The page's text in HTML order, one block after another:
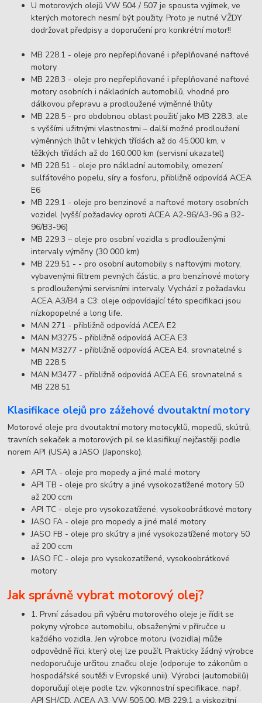
U motorových olejů VW 504 / 507 je spousta vyjímek, ve
kterých motorech nesmí být použity. Proto je nutné VŽDY
dodržovat předpisy a doporučení pro konkrétní motor!!
MB 228.1 - oleje pro nepřeplňované i přeplňované naftové
motory
MB 228.3 - oleje pro nepřeplňované i přeplňované naftové
motory osobních i nákladních automobilů, vhodné pro
dálkovou přepravu a prodloužené výměnné lhůty
MB 228.5 - pro obdobnou oblast použití jako MB 228.3, ale
s vyššími užitnými vlastnostmi – další možné prodloužení
výměnných lhůt v lehkých třídách až do 45.000 km, v
těžkých třídách až do 160.000 km (servisní ukazatel)
MB 228.51 - oleje pro nákladní automobily, omezení
sulfátového popelu, síry a fosforu, přibližně odpovídá ACEA
E6
MB 229.1 - oleje pro benzinové a naftové motory osobních
vozidel (vyšší požadavky oproti ACEA A2-96/A3-96 a B2-
96/B3-96)
MB 229.3 – oleje pro osobní vozidla s prodlouženými
intervaly výměny (30 000 km)
MB 229.51 - - pro osobní automobily s naftovými motory,
vybavenými filtrem pevných částic, a pro benzínové motory
s prodlouženými servisními intervaly. Vychází z požadavku
ACEA A3/B4 a C3: oleje odpovídající této specifikaci jsou
nízkopopelné a long life.
MAN 271 - přibližně odpovídá ACEA E2
MAN M3275 - přibližně odpovídá ACEA E3
MAN M3277 - přibližně odpovídá ACEA E4, srovnatelné s
MB 228.5
MAN M3477 - přibližně odpovídá ACEA E6, srovnatelné s
MB 228.51
Klasifikace olejů pro zážehové dvoutaktní motory
Motorové oleje pro dvoutaktní motory motocyklů, mopedů, skútrů,
travních sekaček a motorových pil se klasifikují nejčastěji podle
norem API (USA) a JASO (Japonsko).
API TA - oleje pro mopedy a jiné malé motory
API TB - oleje pro skútry a jiné vysokozatížené motory 50
až 200 ccm
API TC - oleje pro vysokozatížené, vysokoobrátkové motory
JASO FA - oleje pro mopedy a jiné malé motory
JASO FB - oleje pro skútry a jiné vysokozatížené motory 50
až 200 ccm
JASO FC - oleje pro vysokozatížené, vysokoobrátkové
motory
Jak správně vybrat motorový olej?
1. První zásadou při výběru motorového oleje je řídit se
pokyny výrobce automobilu, obsaženými v příručce u
každého vozidla. Jen výrobce motoru (vozidla) může
odpovědně říci, který olej lze použít. Prakticky žádný výrobce
nedoporučuje určitou značku oleje (odporuje to zákonům o
hospodářské soutěži v Evropské unii). Výrobci (automobilů)
doporučují oleje podle tzv. výkonnostní specifikace, např.
API SH/CD, ACEA A3, VW 505.00, MB 229.1 a viskozitní